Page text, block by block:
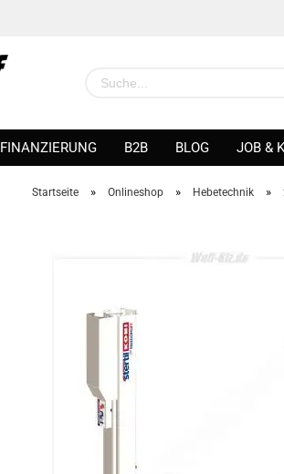
FINANZIERUNG B2B BLOG JOB &
Startseite » Onlineshop » Hebetechnik »